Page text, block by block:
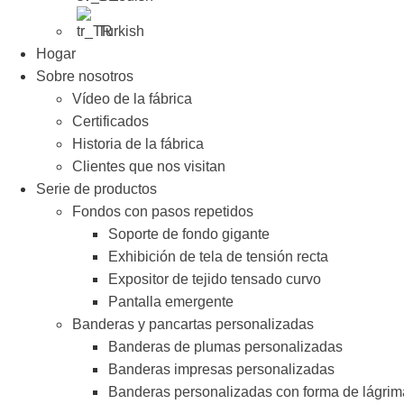
Turkish
Hogar
Sobre nosotros
Vídeo de la fábrica
Certificados
Historia de la fábrica
Clientes que nos visitan
Serie de productos
Fondos con pasos repetidos
Soporte de fondo gigante
Exhibición de tela de tensión recta
Expositor de tejido tensado curvo
Pantalla emergente
Banderas y pancartas personalizadas
Banderas de plumas personalizadas
Banderas impresas personalizadas
Banderas personalizadas con forma de